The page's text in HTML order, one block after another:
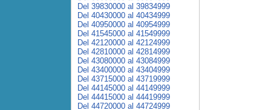
Del 39830000 al 39834999
Del 40430000 al 40434999
Del 40950000 al 40954999
Del 41545000 al 41549999
Del 42120000 al 42124999
Del 42810000 al 42814999
Del 43080000 al 43084999
Del 43400000 al 43404999
Del 43715000 al 43719999
Del 44145000 al 44149999
Del 44415000 al 44419999
Del 44720000 al 44724999